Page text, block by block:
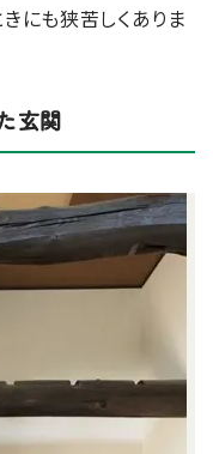
にも狭苦しくありま
玄関